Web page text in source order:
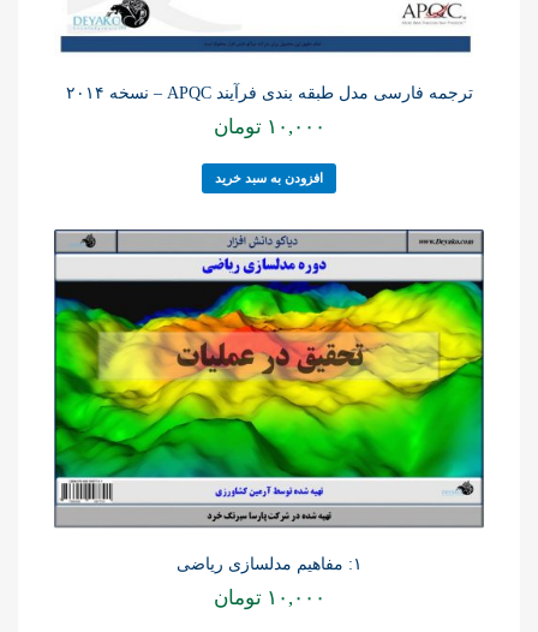
ترجمه فارسی مدل طبقه بندی فرآیند APQC – نسخه ۲۰۱۴
۱۰,۰۰۰ تومان
افزودن به سبد خرید
۱: مفاهیم مدلسازی ریاضی
۱۰,۰۰۰ تومان